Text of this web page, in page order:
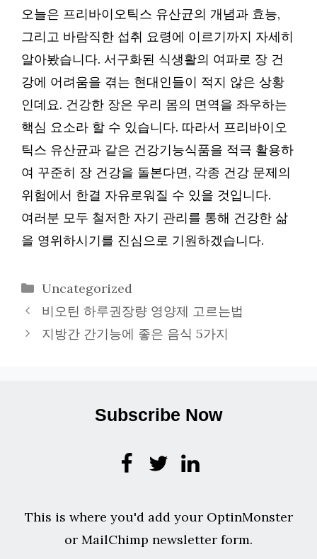
오늘은 프리바이오틱스 유산균의 개념과 효능,
그리고 바람직한 섭취 요령에 이르기까지 자세히
알아봤습니다. 서구화된 식생활의 여파로 장 건
강에 어려움을 겪는 현대인들이 적지 않은 상황
인데요. 건강한 장은 우리 몸의 면역을 좌우하는
핵심 요소라 할 수 있습니다. 따라서 프리바이오
틱스 유산균과 같은 건강기능식품을 적극 활용하
여 꾸준히 장 건강을 돌본다면, 각종 건강 문제의
위험에서 한결 자유로워질 수 있을 것입니다.
여러분 모두 철저한 자기 관리를 통해 건강한 삶
을 영위하시기를 진심으로 기원하겠습니다.
카
테
고
리
Uncategorized
비오틴 하루권장량 영양제 고르는법
지방간 간기능에 좋은 음식 5가지
Subscribe Now
This is where you'd add your OptinMonster
or MailChimp newsletter form.